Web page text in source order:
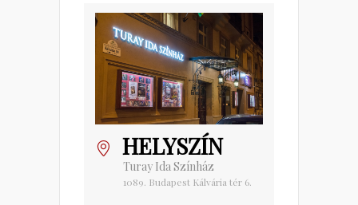
HELYSZÍN
Turay Ida Színház
1089. Budapest Kálvária tér 6.